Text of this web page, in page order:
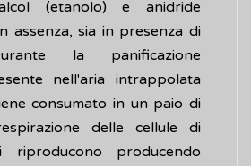
(etanolo) e anidride
assenza, sia in presenza di
la panificazione
nell'aria intrappolata
consumato in un paio di
delle cellule di
producendo